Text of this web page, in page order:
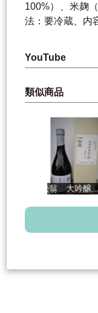
100%）、米麹
法：要冷蔵、内
YouTube
類似商品
松翁 大吟醸...